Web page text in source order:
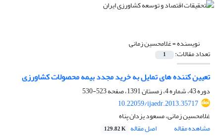
نویسنده =غلامحسین زمانی
تعداد مقالات: 1
تعیین کننده های تمایل به خرید مجدد بیمه محصولات کشاورزی
دوره 43، شماره 4، زمستان 1391، صفحه
523-530
10.22059/ijaedr.2013.35717
غلامحسین زمانی، مسعود یزدان پناه
مشاهده مقاله
اصل مقاله 129.82 K